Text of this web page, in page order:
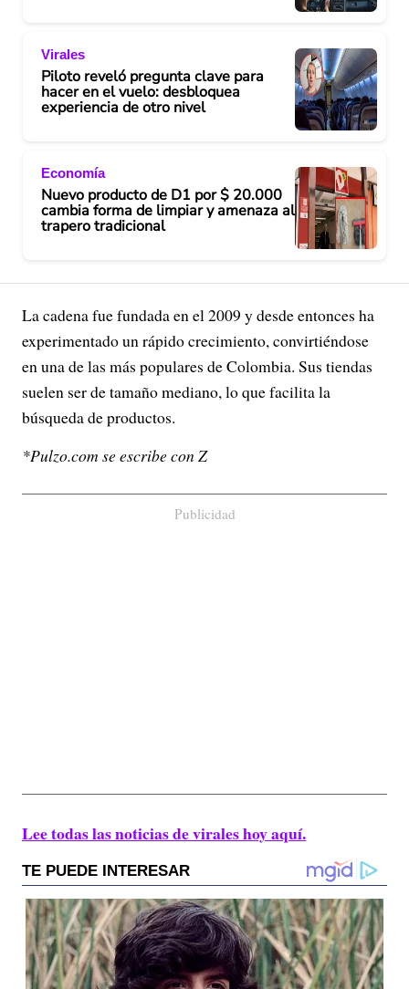
Virales
Piloto reveló pregunta clave para
hacer en el vuelo: desbloquea
experiencia de otro nivel
Economía
Nuevo producto de D1 por $ 20.000
cambia forma de limpiar y amenaza al
trapero tradicional
La cadena fue fundada en el 2009 y desde entonces ha
experimentado un rápido crecimiento, convirtiéndose
en una de las más populares de Colombia. Sus tiendas
suelen ser de tamaño mediano, lo que facilita la
búsqueda de productos.
*Pulzo.com se escribe con Z
Publicidad
Lee todas las noticias de virales hoy aquí.